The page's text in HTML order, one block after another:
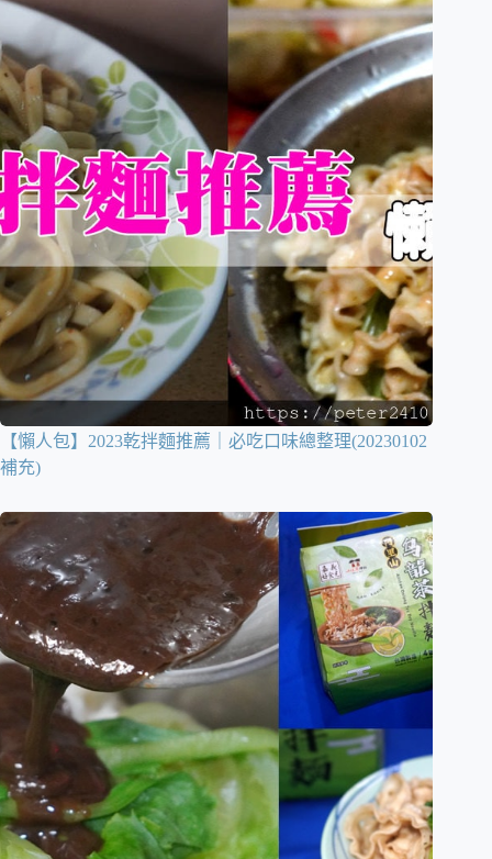
【懶人包】2023乾拌麵推薦｜必吃口味總整理(20230102
補充)